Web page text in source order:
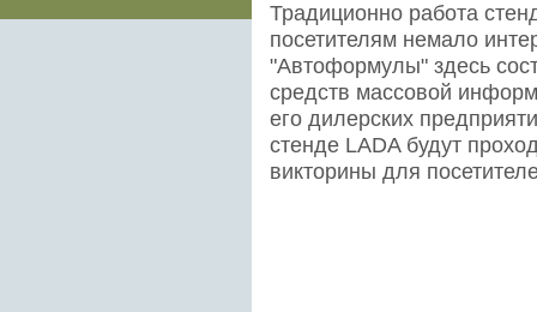
Традиционно работа
посетителям немало
"Автоформулы" здесь
средств массовой
его дилерских
стенде LADA будут
викторины для